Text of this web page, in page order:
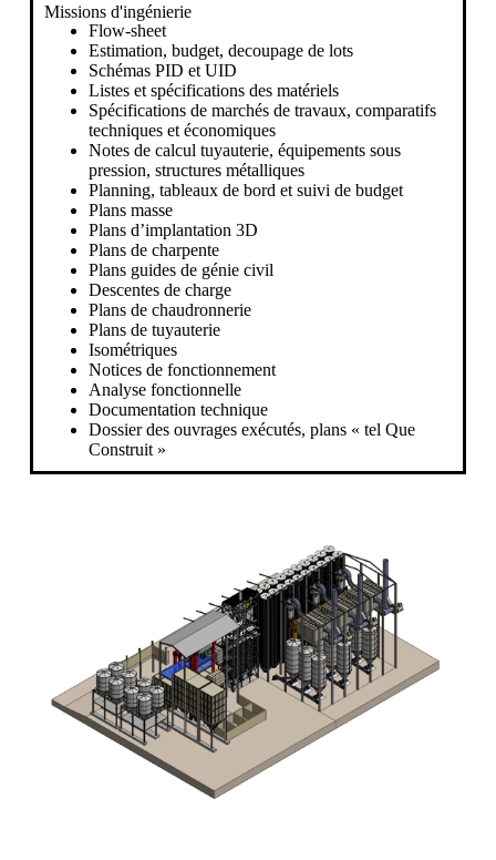
Missions d'ingénierie
Flow-sheet
Estimation, budget, decoupage de lots
Schémas PID et UID
Listes et spécifications des matériels
Spécifications de marchés de travaux, comparatifs
techniques et économiques
Notes de calcul tuyauterie, équipements sous
pression, structures métalliques
Planning, tableaux de bord et suivi de budget
Plans masse
Plans d’implantation 3D
Plans de charpente
Plans guides de génie civil
Descentes de charge
Plans de chaudronnerie
Plans de tuyauterie
Isométriques
Notices de fonctionnement
Analyse fonctionnelle
Documentation technique
Dossier des ouvrages exécutés, plans « tel Que
Construit »